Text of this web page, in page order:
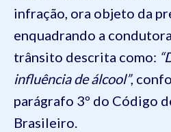
infração, ora objeto da
enquadrando a
trânsito descrita como:
influência de álcool”,
parágrafo 3º do Código
Brasileiro.